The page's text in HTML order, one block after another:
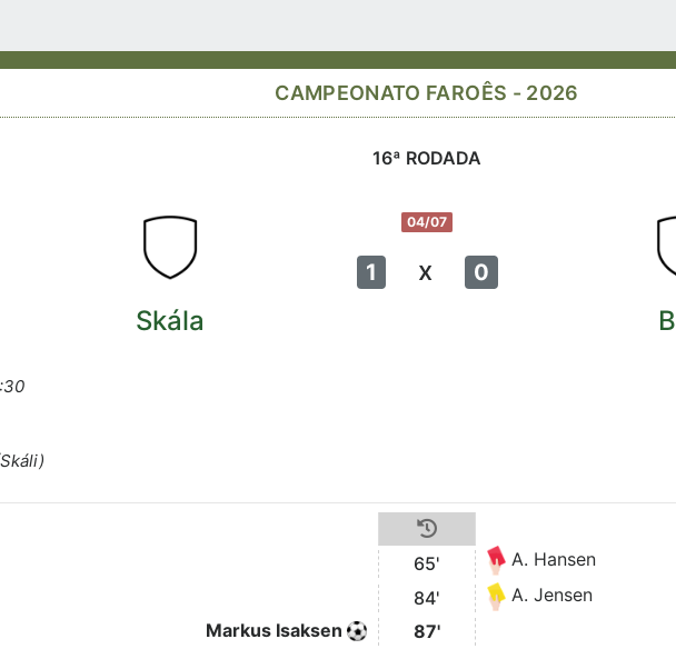
CAMPEONATO FAROÊS - 2026
16ª RODADA
04/07
1 x 0
Skála
65'
A. Hansen
84'
A. Jensen
Markus Isaksen
87'